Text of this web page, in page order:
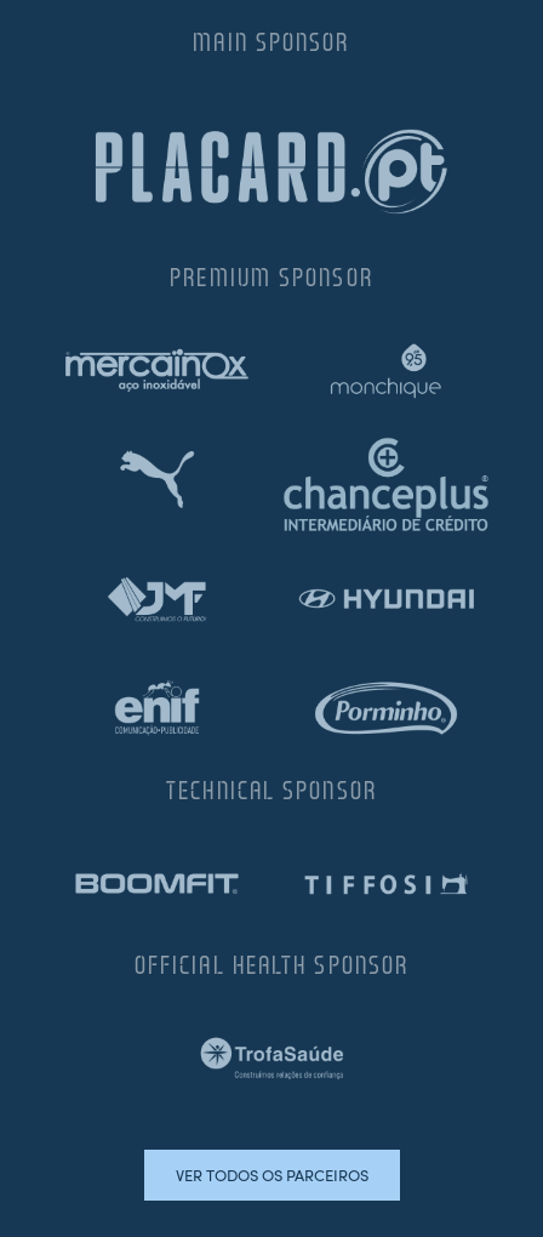
MAIN SPONSOR
PREMIUM SPONSOR
TECHNICAL SPONSOR
OFFICIAL HEALTH SPONSOR
VER TODOS OS PARCEIROS